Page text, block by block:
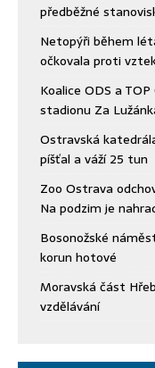
předběžné
Netopýři během
očkovala proti
Koalice ODS a
stadionu Za
Ostravská
píšťal a váží 25 tun
Zoo Ostrava
Na podzim je
Bosonožské
korun hotové
Moravská část
vzdělávání